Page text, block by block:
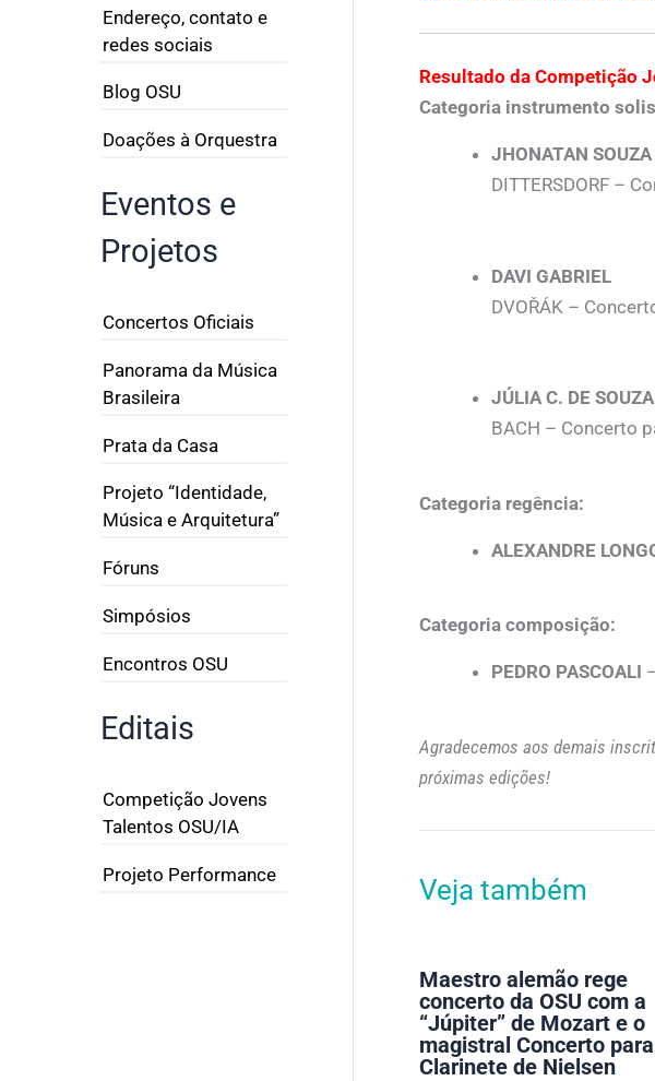
Endereço, contato e
redes sociais
Blog OSU
Doações à Orquestra
Eventos e
Projetos
Concertos Oficiais
Panorama da Música
Brasileira
Prata da Casa
Projeto “Identidade,
Música e Arquitetura”
Fóruns
Simpósios
Encontros OSU
Editais
Competição Jovens
Talentos OSU/IA
Projeto Performance
Resultado da Competição
Categoria instrumento
JHONATAN
DITTERSDORF –
DAVI GABRIEL
DVOŘÁK –
JÚLIA C. DE
BACH – Concerto
Categoria regência:
ALEXANDRE
Categoria composição:
PEDRO PASCOALI
Agradecemos aos demais
próximas edições!
Veja também
Maestro alemão rege
concerto da OSU com a
“Júpiter” de Mozart e o
magistral Concerto para
Clarinete de Nielsen